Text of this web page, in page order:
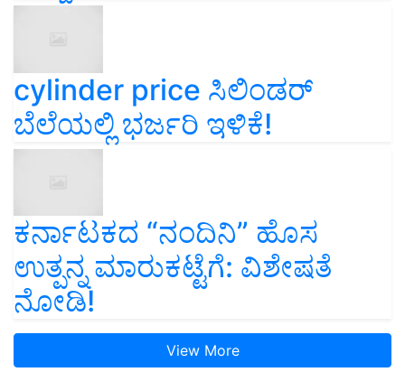
cylinder price ಸಿಲಿಂಡರ್‌
ಬೆಲೆಯಲ್ಲಿ ಭರ್ಜರಿ ಇಳಿಕೆ!
ಕರ್ನಾಟಕದ “ನಂದಿನಿ” ಹೊಸ
ಉತ್ಪನ್ನ ಮಾರುಕಟ್ಟೆಗೆ: ವಿಶೇಷತೆ
ನೋಡಿ!
View More